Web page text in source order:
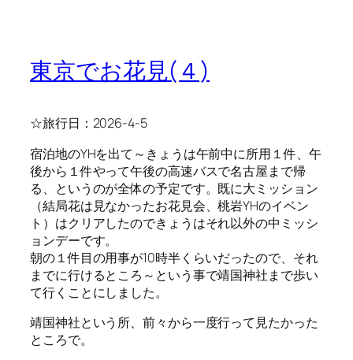
東京でお花見(４)
☆旅行日：2026-4-5
宿泊地のYHを出て～きょうは午前中に所用１件、午
後から１件やって午後の高速バスで名古屋まで帰
る、というのが全体の予定です。既に大ミッション
（結局花は見なかったお花見会、桃岩YHのイベン
ト）はクリアしたのできょうはそれ以外の中ミッシ
ョンデーです。
朝の１件目の用事が10時半くらいだったので、それ
までに行けるところ～という事で靖国神社まで歩い
て行くことにしました。
靖国神社という所、前々から一度行って見たかった
ところで。